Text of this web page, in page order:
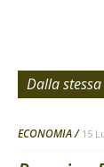
Dalla
ECONOMIA 15